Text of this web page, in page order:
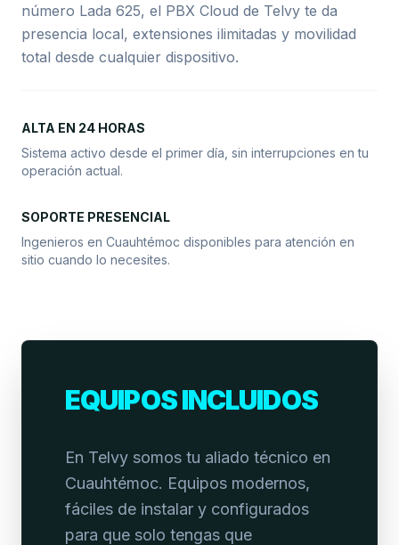
número Lada 625, el PBX Cloud de Telvy te da
presencia local, extensiones ilimitadas y movilidad
total desde cualquier dispositivo.
ALTA EN 24 HORAS
Sistema activo desde el primer día, sin interrupciones en tu
operación actual.
SOPORTE PRESENCIAL
Ingenieros en Cuauhtémoc disponibles para atención en
sitio cuando lo necesites.
EQUIPOS INCLUIDOS
En Telvy somos tu aliado técnico en
Cuauhtémoc. Equipos modernos,
fáciles de instalar y configurados
para que solo tengas que